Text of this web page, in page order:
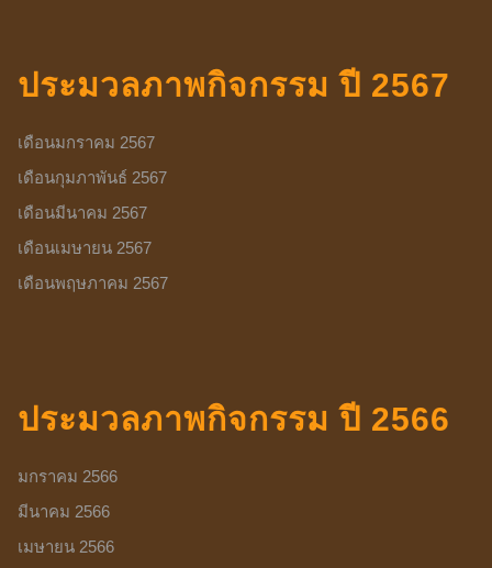
ประมวลภาพกิจกรรม ปี 2567
เดือนมกราคม 2567
เดือนกุมภาพันธ์ 2567
เดือนมีนาคม 2567
เดือนเมษายน 2567
เดือนพฤษภาคม 2567
ประมวลภาพกิจกรรม ปี 2566
มกราคม 2566
มีนาคม 2566
เมษายน 2566